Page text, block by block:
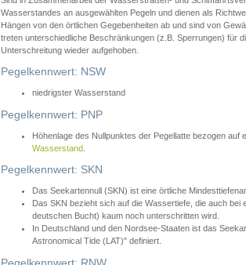
Wasserstandes an ausgewählten Pegeln und dienen als
Hängen von den örtlichen Gegebenheiten ab und sind von
treten unterschiedliche Beschränkungen (z.B. Sperrungen) für
Unterschreitung wieder aufgehoben.
Pegelkennwert: NSW
niedrigster Wasserstand
Pegelkennwert: PNP
Höhenlage des Nullpunktes der Pegellatte bezogen auf
Wasserstand
Pegelkennwert: SKN
Das Seekartennull (SKN) ist eine örtliche
Das SKN bezieht sich auf die Wassertiefe, die auch
deutschen Bucht) kaum noch unterschritten wird.
In Deutschland und den Nordsee-Staaten ist das
Astronomical Tide (LAT)" definiert.